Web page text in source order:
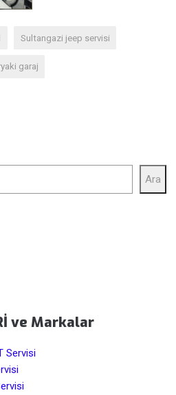
Sultangazi jeep servisi
garaj
Ara
ve Markalar
Servisi